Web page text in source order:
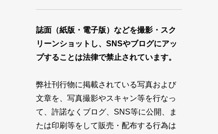
誌面（紙版・電子版）などを撮影・スク
リーンショットし、SNSやブログにアッ
プすることは法律で禁止されています。
弊社刊行物に掲載されている写真および
文章を、写真撮影やスキャン等を行なっ
て、許諾なくブログ、SNS等に公開、ま
たは印刷等をして販売・配布する行為は